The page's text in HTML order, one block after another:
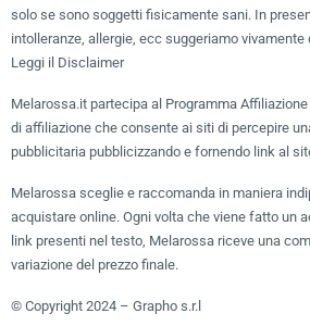
solo se sono soggetti fisicamente sani. In
intolleranze, allergie, ecc suggeriamo vivamente
Leggi il Disclaimer
Melarossa.it partecipa al Programma
di affiliazione che consente ai siti di percepire
pubblicitaria pubblicizzando e fornendo link al
Melarossa sceglie e raccomanda in maniera
acquistare online. Ogni volta che viene fatto un
link presenti nel testo, Melarossa riceve una
variazione del prezzo finale.
© Copyright 2024 – Grapho s.r.l